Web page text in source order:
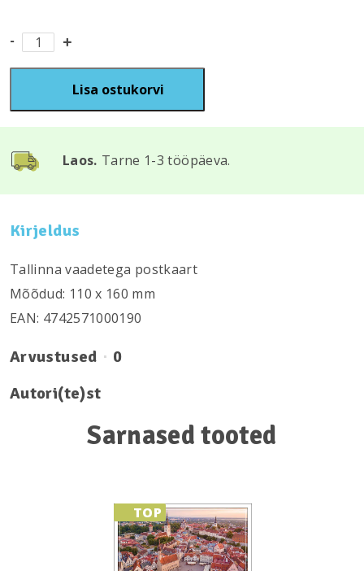
P68
kogus
Lisa ostukorvi
Laos. Tarne 1-3 tööpäeva.
Kirjeldus
Tallinna vaadetega postkaart
Mõõdud: 110 х 160 mm
EAN: 4742571000190
Arvustused
0
Autori(te)st
Sarnased tooted
TOP